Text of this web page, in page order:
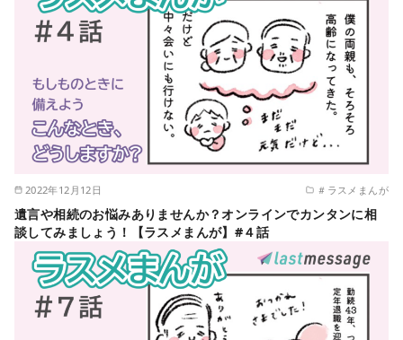
2022年12月12日 ＃ラスメまんが
遺言や相続のお悩みありませんか？オンラインでカンタンに相
談してみましょう！【ラスメまんが】#４話